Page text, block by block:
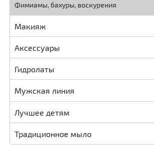
Фимиамы, бахуры, воскурения
Макияж
Аксессуары
Гидролаты
Мужская линия
Лучшее детям
Традиционное мыло